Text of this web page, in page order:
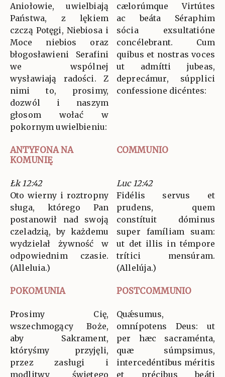
Aniołowie, uwielbiają
Państwa, z lękiem
czczą Potęgi, Niebiosa i
Moce niebios oraz
błogosławieni Serafini
we wspólnej
wysławiają radości. Z
nimi to, prosimy,
dozwól i naszym
głosom wołać w
pokornym uwielbieniu:
cælorúmque Virtútes
ac beáta Séraphim
sócia exsultatióne
concélebrant. Cum
quibus et nostras voces
ut admítti jubeas,
deprecámur, súpplici
confessione dicéntes:
ANTYFONA NA
KOMUNIĘ
COMMUNIO
Łk 12:42
Oto wierny i roztropny
sługa, którego Pan
postanowił nad swoją
czeladzią, by każdemu
wydzielał żywność w
odpowiednim czasie.
(Alleluia.)
Luc 12:42
Fidélis servus et
prudens, quem
constítuit dóminus
super famíliam suam:
ut det illis in témpore
trítici mensúram.
(Allelúja.)
POKOMUNIA POSTCOMMUNIO
Prosimy Cię,
wszechmogący Boże,
aby Sakrament,
któryśmy przyjęli,
przez zasługi i
modlitwy świętego
Quǽsumus,
omnípotens Deus: ut
per hæc sacraménta,
quæ súmpsimus,
intercedéntibus méritis
et précibus beáti